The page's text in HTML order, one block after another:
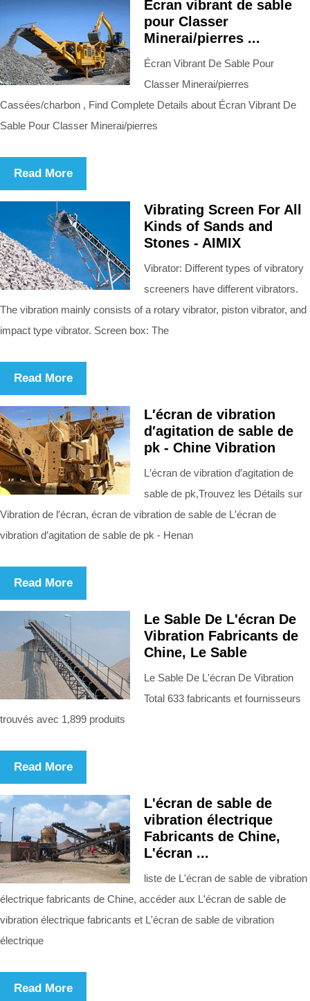
Écran vibrant de sable
pour Classer
Minerai/pierres ...
Écran Vibrant De Sable Pour
Classer Minerai/pierres
Cassées/charbon , Find Complete Details about Écran Vibrant De
Sable Pour Classer Minerai/pierres
Read More
Vibrating Screen For All
Kinds of Sands and
Stones - AIMIX
Vibrator: Different types of vibratory
screeners have different vibrators.
The vibration mainly consists of a rotary vibrator, piston vibrator, and
impact type vibrator. Screen box: The
Read More
L′écran de vibration
d′agitation de sable de
pk - Chine Vibration
L′écran de vibration d′agitation de
sable de pk,Trouvez les Détails sur
Vibration de l′écran, écran de vibration de sable de L′écran de
vibration d′agitation de sable de pk - Henan
Read More
Le Sable De L'écran De
Vibration Fabricants de
Chine, Le Sable
Le Sable De L'écran De Vibration
Total 633 fabricants et fournisseurs
trouvés avec 1,899 produits
Read More
L'écran de sable de
vibration électrique
Fabricants de Chine,
L'écran ...
liste de L'écran de sable de vibration
électrique fabricants de Chine, accéder aux L'écran de sable de
vibration électrique fabricants et L'écran de sable de vibration
électrique
Read More